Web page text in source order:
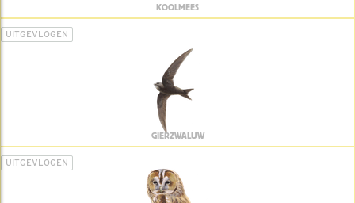
KOOLMEES
UITGEVLOGEN
GIERZWALUW
UITGEVLOGEN